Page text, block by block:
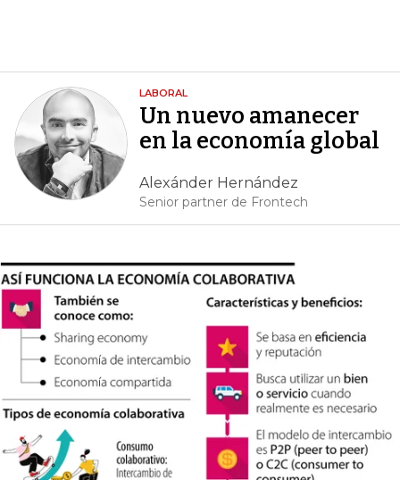
LABORAL
Un nuevo amanecer
en la economía global
Alexánder Hernández
Senior partner de Frontech